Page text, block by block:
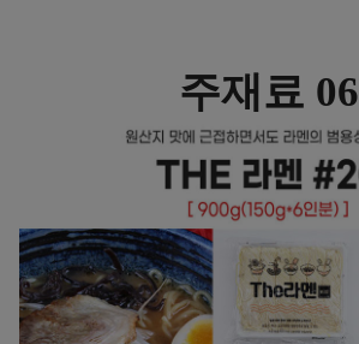
주재료 06